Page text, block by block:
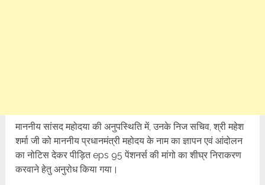
माननीय सांसद महोदया की अनुपस्थिति में, उनके निज सचिव, श्री महेश
शर्मा जी को माननीय प्रधानमंत्री महोदय के नाम का ज्ञापन एवं आंदोलन
का नोटिस देकर पीड़ित eps 95 पेंशनर्स की मांगो का शीघ्र निराकरण
करवाने हेतु अनुरोध किया गया।